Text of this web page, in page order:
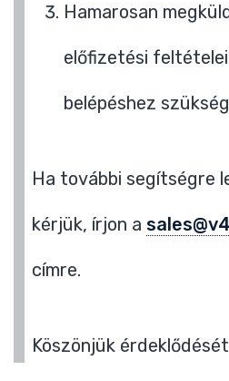
Hamarosan
előfizetési
belépéshez
Ha további segítségre
kérjük, írjon a
címre.
Köszönjük